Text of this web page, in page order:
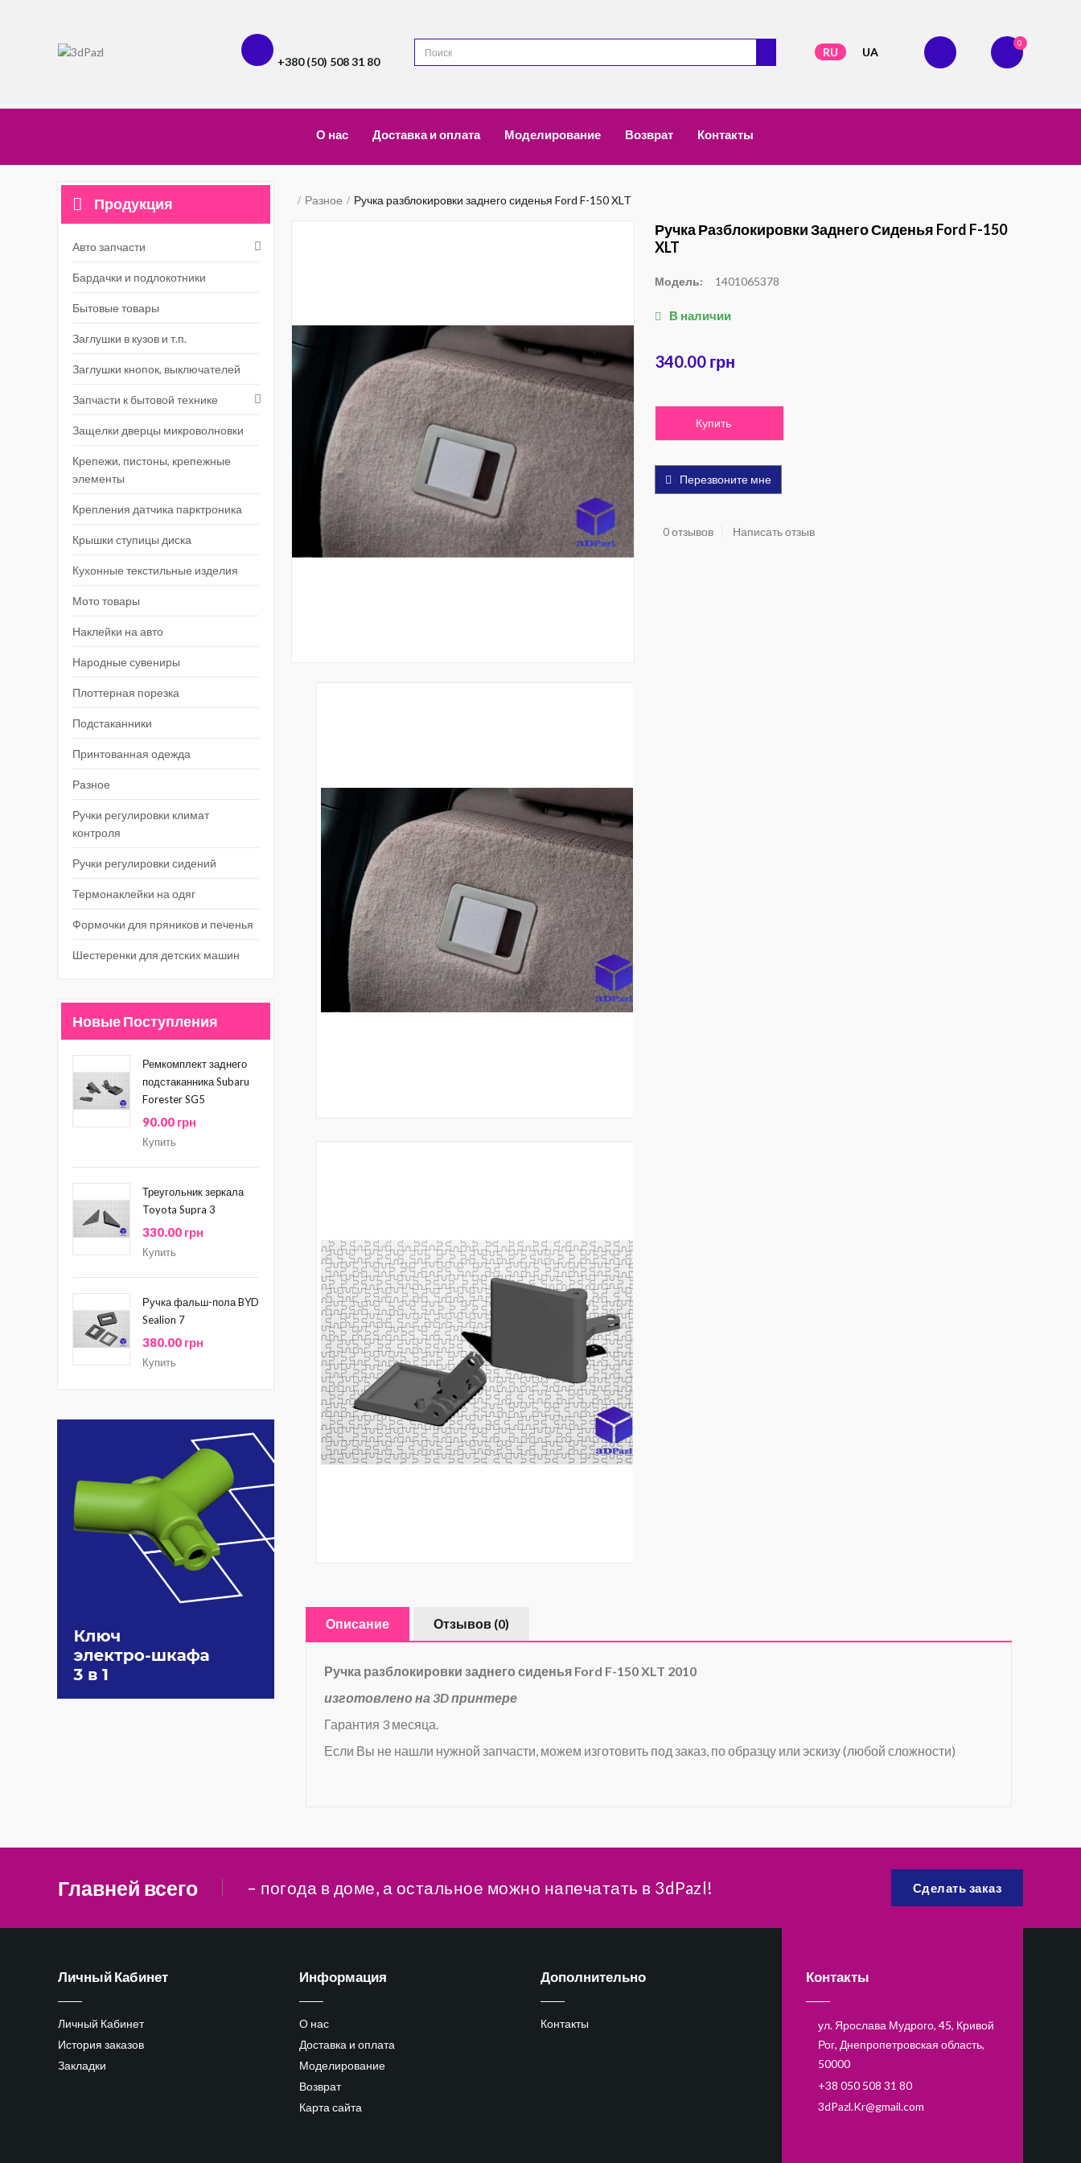
+380 (50) 508 31 80
RU UA
0
О нас Доставка и оплата Моделирование Возврат Контакты
Продукция
Авто запчасти
Бардачки и подлокотники
Бытовые товары
Заглушки в кузов и т.п.
Заглушки кнопок, выключателей
Запчасти к бытовой технике
Защелки дверцы микроволновки
Крепежи, пистоны, крепежные
элементы
Крепления датчика парктроника
Крышки ступицы диска
Кухонные текстильные изделия
Мото товары
Наклейки на авто
Народные сувениры
Плоттерная порезка
Подстаканники
Принтованная одежда
Разное
Ручки регулировки климат
контроля
Ручки регулировки сидений
Термонаклейки на одяг
Формочки для пряников и печенья
Шестеренки для детских машин
Новые Поступления
Ремкомплект заднего
подстаканника Subaru
Forester SG5
90.00 грн
Купить
Треугольник зеркала
Toyota Supra 3
330.00 грн
Купить
Ручка фальш-пола BYD
Sealion 7
380.00 грн
Купить
Разное Ручка разблокировки заднего сиденья Ford F-150 XLT
Ручка Разблокировки Заднего Сиденья Ford F-150
XLT
Модель: 1401065378
В наличии
340.00 грн
Купить
Перезвоните мне
0 отзывов Написать отзыв
Описание Отзывов (0)
Ручка разблокировки заднего сиденья Ford F-150 XLT 2010
изготовлено на 3D принтере
Гарантия 3 месяца.
Если Вы не нашли нужной запчасти, можем изготовить под заказ, по образцу или эскизу (любой сложности)
Главней всего – погода в доме, а остальное можно напечатать в 3dPazl! Сделать заказ
Личный Кабинет
Личный Кабинет
История заказов
Закладки
Информация
О нас
Доставка и оплата
Моделирование
Возврат
Карта сайта
Дополнительно
Контакты
Контакты
ул. Ярослава Мудрого, 45, Кривой
Рог, Днепропетровская область,
50000
+38 050 508 31 80
3dPazl.Kr@gmail.com